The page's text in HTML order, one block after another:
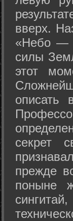
вверх.
«Небо —
силы
этот
описать
секрет
прежде
поныне